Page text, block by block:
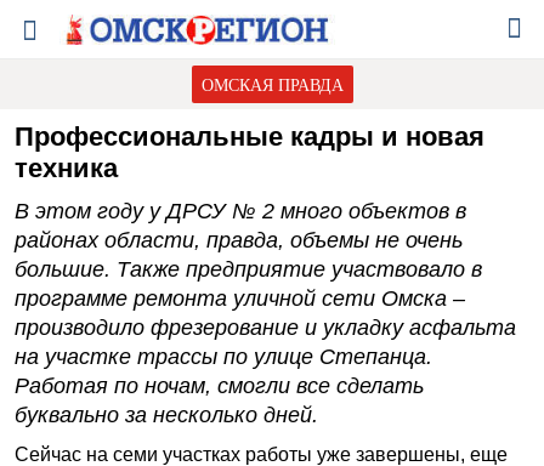
ОМСКАЯ ПРАВДА
Профессиональные кадры и новая
техника
В этом году у ДРСУ № 2 много объектов в
районах области, правда, объемы не очень
большие. Также предприятие участвовало в
программе ремонта уличной сети Омска –
производило фрезерование и укладку асфальта
на участке трассы по улице Степанца.
Работая по ночам, смогли все сделать
буквально за несколько дней.
Сейчас на семи участках работы уже завершены, еще